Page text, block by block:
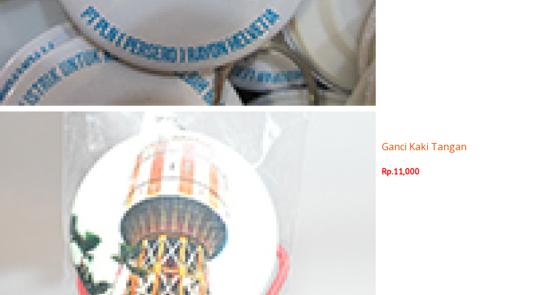
Ganci Kaki Tangan
Rp.11,000